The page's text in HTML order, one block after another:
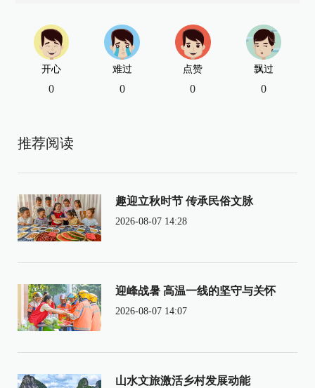
开心
0
难过
0
点赞
0
飘过
0
推荐阅读
趣迎立秋时节 传承民俗文脉
2026-08-07 14:28
迎峰战暑 高温一线的坚守与关怀
2026-08-07 14:07
山水文旅激活乡村发展动能